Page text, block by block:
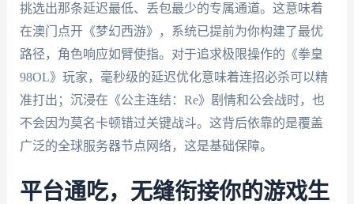
挑选出那条延迟最低、丢包最少的专属通道。这意味着
在澳门点开《梦幻西游》，系统已提前为你构建了最优
路径，角色响应如臂使指。对于追求极限操作的《拳皇
98OL》玩家，毫秒级的延迟优化意味着连招必杀可以精
准打出；沉浸在《公主连结：Re》剧情和公会战时，也
不会因为莫名卡顿错过关键战斗。这背后依靠的是覆盖
广泛的全球服务器节点网络，这是基础保障。
平台通吃，无缝衔接你的游戏生